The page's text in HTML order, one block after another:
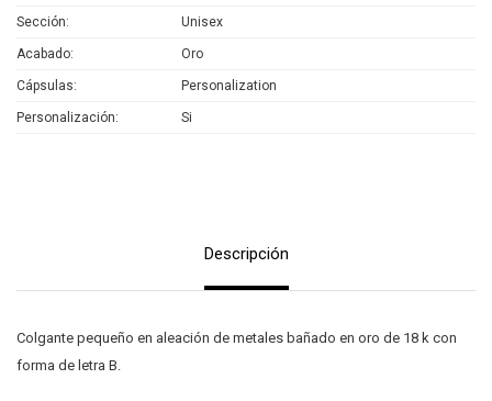
Sección Unisex
Acabado Oro
Cápsulas Personalization
Personalización Si
Descripción
Colgante pequeño en aleación de metales bañado en oro de 18 k con
forma de letra B.